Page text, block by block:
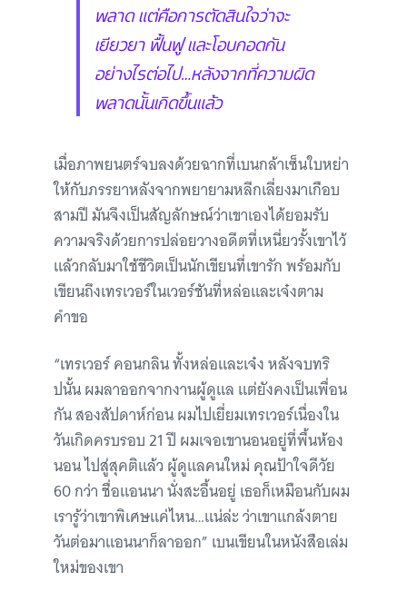
พลาด แต่คือการตัดสินใจว่าจะ
เยียวยา ฟื้นฟู และโอบกอดกัน
อย่างไรต่อไป…หลังจากที่ความผิด
พลาดนั้นเกิดขึ้นแล้ว
เมื่อภาพยนตร์จบลงด้วยฉากที่เบนกล้าเซ็นใบหย่า
ให้กับภรรยาหลังจากพยายามหลีกเลี่ยงมาเกือบ
สามปี มันจึงเป็นสัญลักษณ์ว่าเขาเองได้ยอมรับ
ความจริงด้วยการปล่อยวางอดีตที่เหนี่ยวรั้งเขาไว้
แล้วกลับมาใช้ชีวิตเป็นนักเขียนที่เขารัก พร้อมกับ
เขียนถึงเทรเวอร์ในเวอร์ชันที่หล่อและเจ๋งตาม
คำขอ
“เทรเวอร์ คอนกลิน ทั้งหล่อและเจ๋ง หลังจบทริ
ปนั้น ผมลาออกจากงานผู้ดูแล แต่ยังคงเป็นเพื่อน
กัน สองสัปดาห์ก่อน ผมไปเยี่ยมเทรเวอร์เนื่องใน
วันเกิดครบรอบ 21 ปี ผมเจอเขานอนอยู่ที่พื้นห้อง
นอน ไปสู่สุคติแล้ว ผู้ดูแลคนใหม่ คุณป้าใจดีวัย
60 กว่า ชื่อแอนนา นั่งสะอื้นอยู่ เธอก็เหมือนกับผม
เรารู้ว่าเขาพิเศษแค่ไหน…แน่ล่ะ ว่าเขาแกล้งตาย
วันต่อมาแอนนาก็ลาออก” เบนเขียนในหนังสือเล่ม
ใหม่ของเขา